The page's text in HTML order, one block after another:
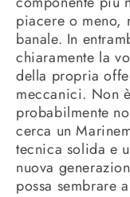
piacere o meno,
banale. In
chiaramente la
della propria
meccanici. Non
probabilmente
cerca un
tecnica solida e
nuova
possa sembrare